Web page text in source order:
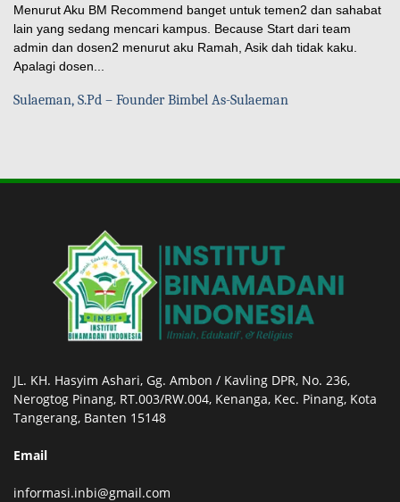
Menurut Aku BM Recommend banget untuk temen2 dan sahabat
lain yang sedang mencari kampus. Because Start dari team
admin dan dosen2 menurut aku Ramah, Asik dah tidak kaku.
Apalagi dosen...
Sulaeman, S.Pd – Founder Bimbel As-Sulaeman
JL. KH. Hasyim Ashari, Gg. Ambon / Kavling DPR, No. 236,
Nerogtog Pinang, RT.003/RW.004, Kenanga, Kec. Pinang, Kota
Tangerang, Banten 15148
Email
informasi.inbi@gmail.com